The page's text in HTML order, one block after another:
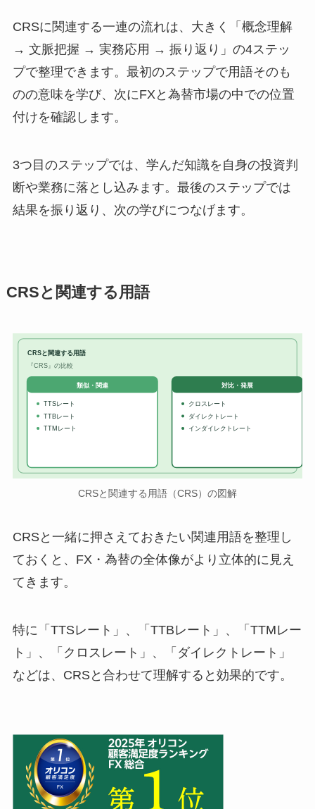
CRSに関連する一連の流れは、大きく「概念理解
→ 文脈把握 → 実務応用 → 振り返り」の4ステッ
プで整理できます。最初のステップで用語そのも
のの意味を学び、次にFXと為替市場の中での位置
付けを確認します。
3つ目のステップでは、学んだ知識を自身の投資判
断や業務に落とし込みます。最後のステップでは
結果を振り返り、次の学びにつなげます。
CRSと関連する用語
CRSと関連する用語
『CRS』の比較
類似・関連
TTSレート
TTBレート
TTMレート
対比・発展
クロスレート
ダイレクトレート
インダイレクトレート
CRSと関連する用語（CRS）の図解
CRSと一緒に押さえておきたい関連用語を整理し
ておくと、FX・為替の全体像がより立体的に見え
てきます。
特に「TTSレート」、「TTBレート」、「TTMレー
ト」、「クロスレート」、「ダイレクトレート」
などは、CRSと合わせて理解すると効果的です。